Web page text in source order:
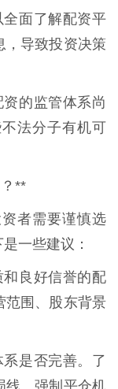
面了解配资平
，导致投资决策
的监管体系尚
法分子有机可
**
者需要谨慎选
一些建议：
良好信誉的配
范围、股东背景
是否完善。了
线、强制平仓机